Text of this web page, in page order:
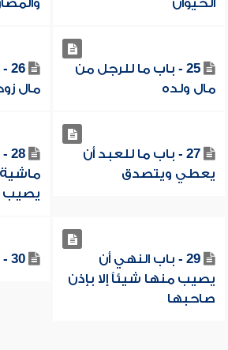
الحيوان
25 - باب ما للرجل من
مال ولده
مال
27 - باب ما للعبد أن
يعطي ويتصدق
يصيب
29 - باب النهي أن
يصيب منها شيئاً إلا بإذن
صاحبها
30 - باب اتخاذ الماشية